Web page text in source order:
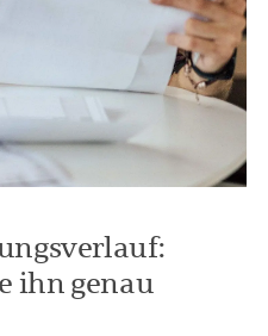
ihn genau